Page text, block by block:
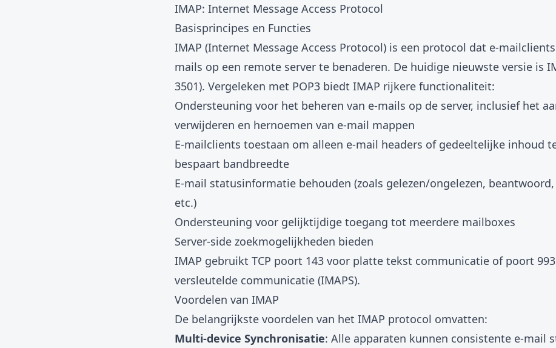
IMAP: Internet Message Access Protocol
Basisprincipes en Functies
IMAP (Internet Message Access Protocol) is een protocol dat e-
mails op een remote server te benaderen. De huidige nieuwste versie is
3501). Vergeleken met POP3 biedt IMAP rijkere functionaliteit:
Ondersteuning voor het beheren van e-mails op de server, inclusief het
verwijderen en hernoemen van e-mail mappen
E-mailclients toestaan om alleen e-mail headers of gedeeltelijke inhoud
bespaart bandbreedte
E-mail statusinformatie behouden (zoals gelezen/ongelezen,
etc.)
Ondersteuning voor gelijktijdige toegang tot meerdere mailboxes
Server-side zoekmogelijkheden bieden
IMAP gebruikt TCP poort 143 voor platte tekst communicatie of poort 993
versleutelde communicatie (IMAPS).
Voordelen van IMAP
De belangrijkste voordelen van het IMAP protocol omvatten:
Multi-device Synchronisatie: Alle apparaten kunnen consistente e-mail